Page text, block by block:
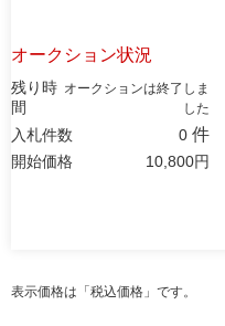
オークション状況
残り時
間
オークションは終了しま
した
入札件数 0 件
開始価格 10,800円
表示価格は「税込価格」です。